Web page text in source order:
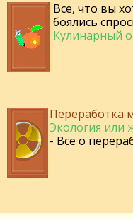
Все, что вы
боялись
Кулинарный
Переработка
Экология или
- Все о